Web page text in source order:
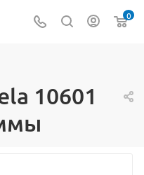
0
10601